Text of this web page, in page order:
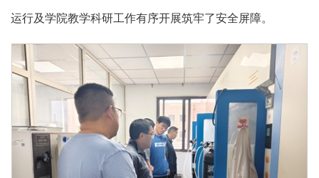
运行及学院教学科研工作有序开展筑牢了安全屏障。